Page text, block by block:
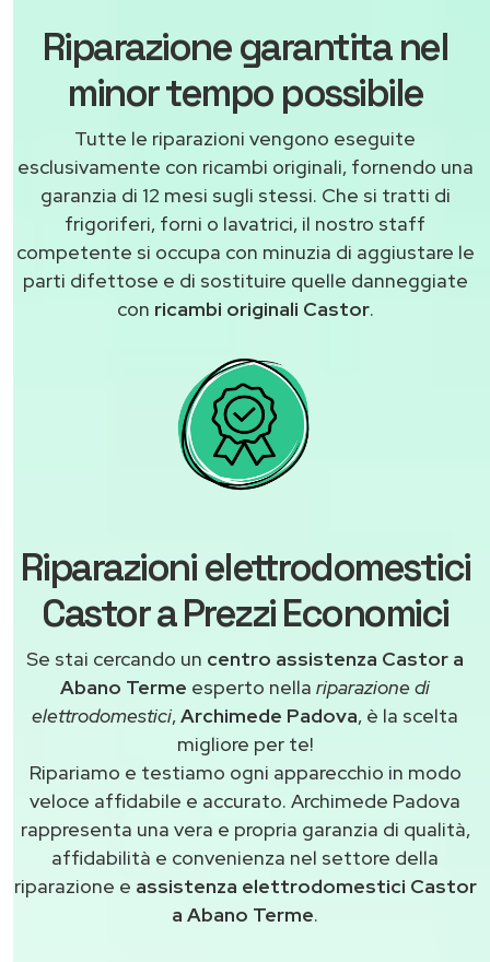
Riparazione garantita nel
minor tempo possibile
Tutte le riparazioni vengono eseguite
esclusivamente con ricambi originali, fornendo una
garanzia di 12 mesi sugli stessi. Che si tratti di
frigoriferi, forni o lavatrici, il nostro staff
competente si occupa con minuzia di aggiustare le
parti difettose e di sostituire quelle danneggiate
con ricambi originali Castor.
Riparazioni elettrodomestici
Castor a Prezzi Economici
Se stai cercando un centro assistenza Castor a
Abano Terme esperto nella riparazione di
elettrodomestici,Archimede Padova, è la scelta
migliore per te!
Ripariamo e testiamo ogni apparecchio in modo
veloce affidabile e accurato. Archimede Padova
rappresenta una vera e propria garanzia di qualità,
affidabilità e convenienza nel settore della
riparazione e assistenza elettrodomestici Castor
a Abano Terme.